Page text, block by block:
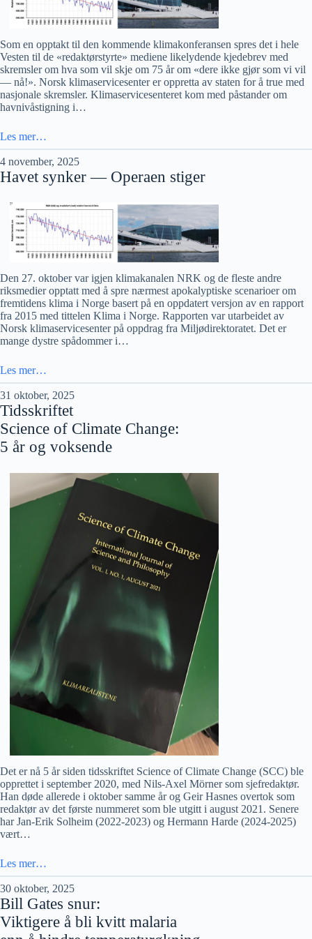
Som en opptakt til den kommende klimakonferansen spres det i hele
Vesten til de «redaktørstyrte» mediene likelydende kjedebrev med
skremsler om hva som vil skje om 75 år om «dere ikke gjør som vi vil
— nå!». Norsk klimaservicesenter er oppretta av staten for å true med
nasjonale skremsler. Klimaservicesenteret kom med påstander om
havnivåstigning i…
Les mer…
4 november, 2025
Havet synker — Operaen stiger
Den 27. oktober var igjen klimakanalen NRK og de fleste andre
riksmedier opptatt med å spre nærmest apokalyptiske scenarioer om
fremtidens klima i Norge basert på en oppdatert versjon av en rapport
fra 2015 med tittelen Klima i Norge. Rapporten var utarbeidet av
Norsk klimaservicesenter på oppdrag fra Miljødirektoratet. Det er
mange dystre spådommer i…
Les mer…
31 oktober, 2025
Tidsskriftet
Science of Climate Change:
5 år og voksende
Det er nå 5 år siden tidsskriftet Science of Climate Change (SCC) ble
opprettet i september 2020, med Nils-Axel Mörner som sjefredaktør.
Han døde allerede i oktober samme år og Geir Hasnes overtok som
redaktør av det første nummeret som ble utgitt i august 2021. Senere
har Jan-Erik Solheim (2022-2023) og Hermann Harde (2024-2025)
vært…
Les mer…
30 oktober, 2025
Bill Gates snur:
Viktigere å bli kvitt malaria